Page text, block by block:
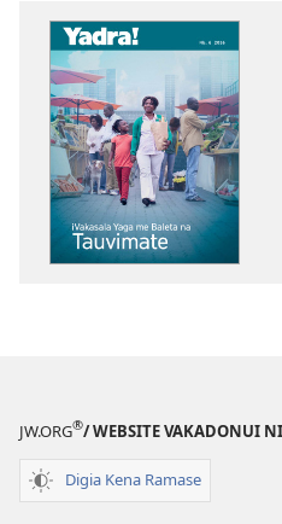
JW.ORG®/ WEBSITE VAKADONUI
Digia Kena Ramase